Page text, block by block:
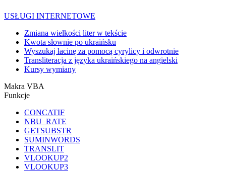
USŁUGI INTERNETOWE
Zmiana wielkości liter w tekście
Kwota słownie po ukraińsku
Wyszukaj łacinę za pomocą cyrylicy i odwrotnie
Transliteracja z języka ukraińskiego na angielski
Kursy wymiany
Makra VBA
Funkcje
CONCATIF
NBU_RATE
GETSUBSTR
SUMINWORDS
TRANSLIT
VLOOKUP2
VLOOKUP3